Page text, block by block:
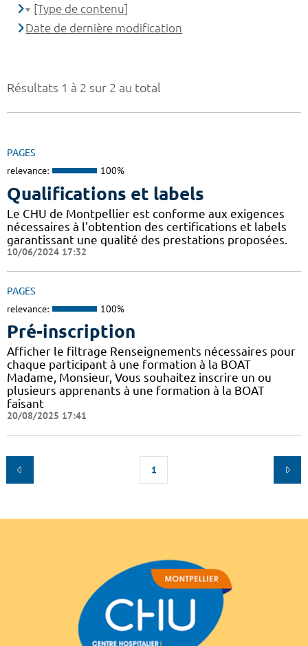
Résultats 1 à 2 sur 2 au total
PAGES
relevance: 100%
Qualifications et labels
Le CHU de Montpellier est conforme aux exigences
nécessaires à l'obtention des certifications et labels
garantissant une qualité des prestations proposées.
10/06/2024 17:32
PAGES
relevance: 100%
Pré-inscription
Afficher le filtrage Renseignements nécessaires pour
chaque participant à une formation à la BOAT
Madame, Monsieur, Vous souhaitez inscrire un ou
plusieurs apprenants à une formation à la BOAT
faisant
20/08/2025 17:41
1
[Type de contenu]
Date de dernière modification